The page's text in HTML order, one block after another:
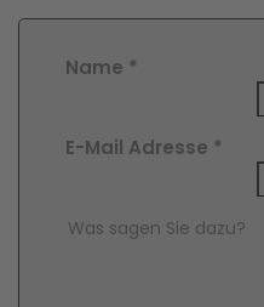
Name *
E-Mail Adresse *
Comment Text*